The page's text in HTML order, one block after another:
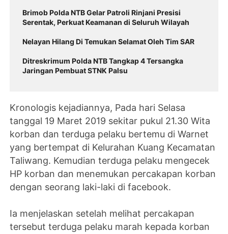
Brimob Polda NTB Gelar Patroli Rinjani Presisi
Serentak, Perkuat Keamanan di Seluruh Wilayah
Nelayan Hilang Di Temukan Selamat Oleh Tim SAR
Ditreskrimum Polda NTB Tangkap 4 Tersangka
Jaringan Pembuat STNK Palsu
Kronologis kejadiannya, Pada hari Selasa
tanggal 19 Maret 2019 sekitar pukul 21.30 Wita
korban dan terduga pelaku bertemu di Warnet
yang bertempat di Kelurahan Kuang Kecamatan
Taliwang. Kemudian terduga pelaku mengecek
HP korban dan menemukan percakapan korban
dengan seorang laki-laki di facebook.
Ia menjelaskan setelah melihat percakapan
tersebut terduga pelaku marah kepada korban